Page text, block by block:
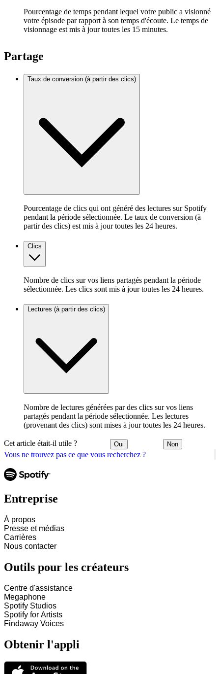
Vous ne trouvez pas ce que vous recherchez ?
Pourcentage de temps pendant lequel votre public a visionné
votre épisode par rapport à son temps d'écoute. Le temps de
visionnage est mis à jour toutes les 15 minutes.
Partage
Taux de conversion (à partir des clics)
Pourcentage de clics qui ont généré des lectures sur Spotify
pendant la période sélectionnée. Le taux de conversion (à
partir des clics) est mis à jour toutes les 24 heures.
Clics
Nombre de clics sur vos liens partagés pendant la période
sélectionnée. Les clics sont mis à jour toutes les 24 heures.
Lectures (à partir des clics)
Nombre de lectures générées par des clics sur vos liens
partagés pendant la période sélectionnée. Les lectures
(provenant des clics) sont mises à jour toutes les 24 heures.
Cet article était-il utile ? Oui Non
Entreprise
À propos
Presse et médias
Carrières
Nous contacter
Outils pour les créateurs
Centre d'assistance
Megaphone
Spotify Studios
Spotify for Artists
Findaway Voices
Obtenir l'appli